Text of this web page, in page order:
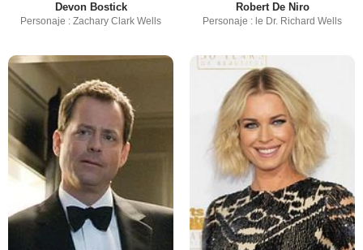
Devon Bostick
Personaje : Zachary Clark Wells
Robert De Niro
Personaje : le Dr. Richard Wells